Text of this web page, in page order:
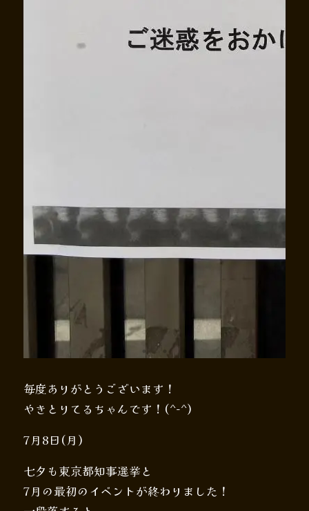
毎度ありがとうございます！
やきとりてるちゃんです！(^-^)
7月8日(月)
七夕も東京都知事選挙と
7月の最初のイベントが終わりました！